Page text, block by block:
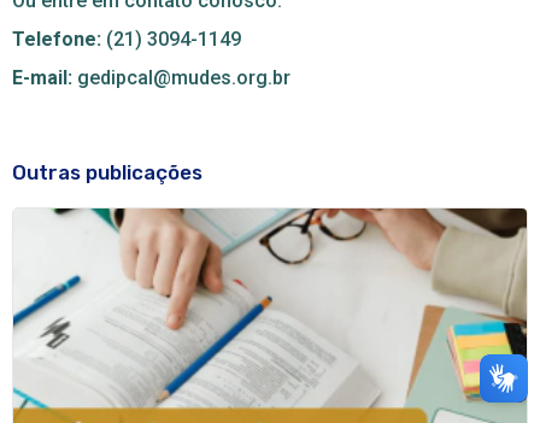
Telefone: (21) 3094-1149
E-mail: gedipcal@mudes.org.br
Outras publicações